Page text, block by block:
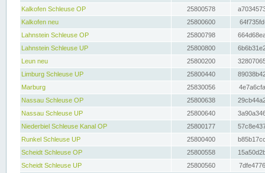
Kalkofen Schleuse OP
25800578
Kalkofen neu
25800600
Lahnstein Schleuse OP
25800798
Lahnstein Schleuse UP
25800800
Leun neu
25800200
Limburg Schleuse UP
25800440
Marburg
25830056
Nassau Schleuse OP
25800638
Nassau Schleuse UP
25800640
Niederbiel Schleuse Kanal OP
25800177
Runkel Schleuse UP
25800400
Scheidt Schleuse OP
25800558
Scheidt Schleuse UP
25800560